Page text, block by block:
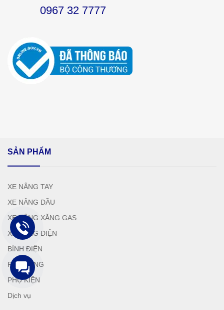
0967 32 7777
SẢN PHẨM
XE NÂNG TAY
XE NÂNG DẦU
XE NÂNG XĂNG GAS
XE NÂNG ĐIỆN
BÌNH ĐIỆN
PHỤ TÙNG
PHỤ KIỆN
Dịch vụ